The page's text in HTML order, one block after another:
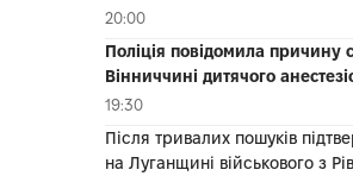
20:00
Поліція повідомила причину
Вінниччині дитячого
19:30
Після тривалих пошуків
на Луганщині військового з